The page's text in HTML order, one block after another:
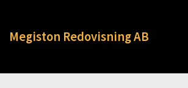
Megiston Redovisning AB